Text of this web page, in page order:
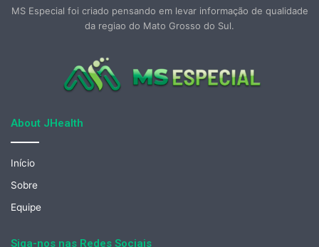
MS Especial foi criado pensando em levar informação de qualidade
da regiao do Mato Grosso do Sul.
About JHealth
Início
Sobre
Equipe
Siga-nos nas Redes Sociais